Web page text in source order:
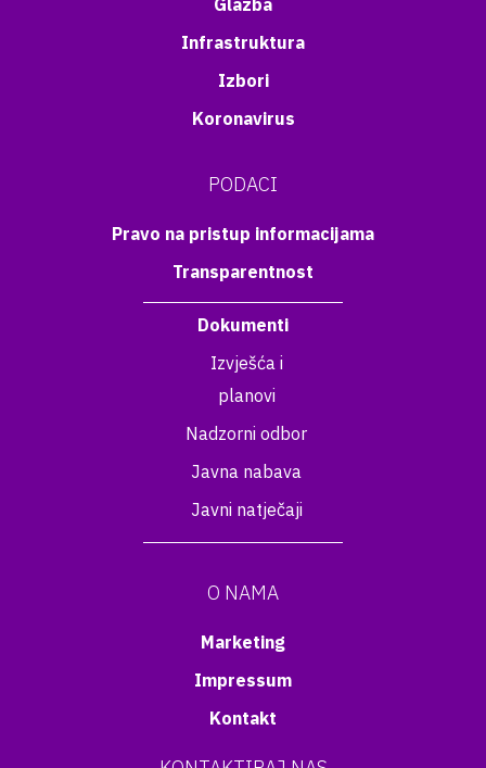
Glazba
Infrastruktura
Izbori
Koronavirus
PODACI
Pravo na pristup informacijama
Transparentnost
Dokumenti
Izvješća i
planovi
Nadzorni odbor
Javna nabava
Javni natječaji
O NAMA
Marketing
Impressum
Kontakt